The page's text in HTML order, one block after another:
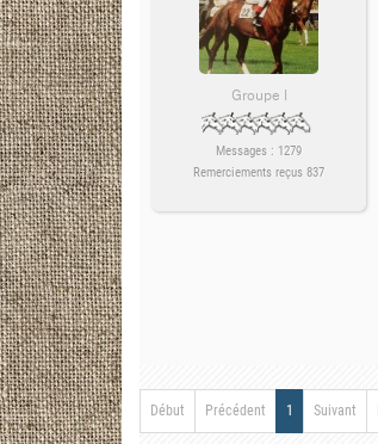
Groupe I
Messages : 1279
Remerciements reçus 837
Début Précédent 1 Suivant